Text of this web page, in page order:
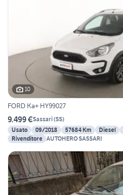
10
FORD Ka+ HY99027
9.499 €Sassari(SS)
Usato
09/2018 57684 Km Diesel
Rivenditore AUTOHERO SASSARI